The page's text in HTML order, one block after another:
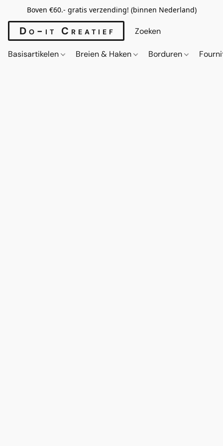
Boven €60.- gratis verzending! (binnen Nederland)
Do-it Creatief
Basisartikelen Breien & Haken Borduren